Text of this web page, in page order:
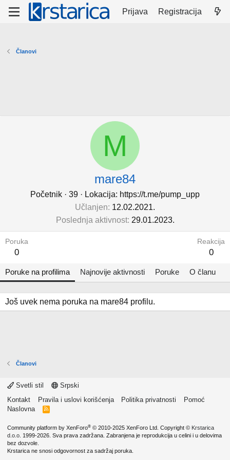
Prijava Registracija
Članovi
M
mare84
Početnik · 39 · Lokacija: https://t.me/pump_upp
Učlanjen 12.02.2021.
Poslednja aktivnost 29.01.2023.
Poruka
0
Reakcija
0
Poruke na profilima Najnovije aktivnosti Poruke O članu
Još uvek nema poruka na mare84 profilu.
Članovi
Svetli stil
Srpski
Kontakt
Pravila i uslovi korišćenja Politika privatnosti
Pomoć
Naslovna
R
Community platform by XenForo® © 2010-2025 XenForo Ltd. Copyright © Krstarica
d.o.o. 1999-2026. Sva prava zadržana. Zabranjena je reprodukcija u celini i u delovima
bez dozvole.
Krstarica ne snosi odgovornost za sadržaj poruka.